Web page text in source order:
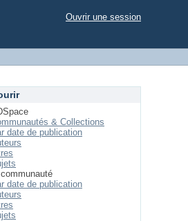
Ouvrir une session
& Collections
date de publication
date de publication